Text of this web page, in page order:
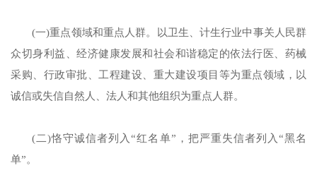
(一)重点领域和重点人群。以卫生、计生行业中事关人民群
众切身利益、经济健康发展和社会和谐稳定的依法行医、药械
采购、行政审批、工程建设、重大建设项目等为重点领域，以
诚信或失信自然人、法人和其他组织为重点人群。
(二)恪守诚信者列入“红名单”，把严重失信者列入“黑名
单”。